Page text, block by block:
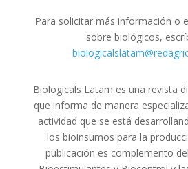
Para solicitar más información o
sobre biológicos,
Biologicals Latam es una revista
que informa de manera
actividad que se está
los bioinsumos para la
publicación es complemento